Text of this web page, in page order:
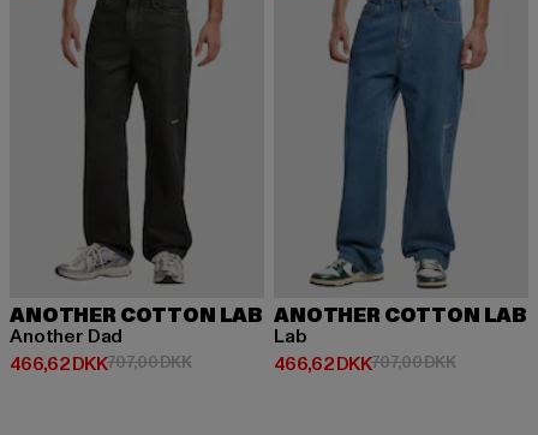
ANOTHER COTTON LAB
Another Dad
466,62 DKK
Nuværende pris: 466,62 DKK
707,00 DKKKampagnepris: 707,00 DKK
ANOTHER COTTON LAB
Lab
466,62 DKK
Nuværende pris: 466,62 DKK
707,00 DKK